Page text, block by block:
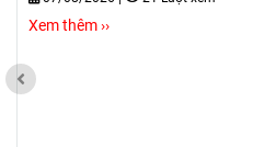
Xem thêm ››